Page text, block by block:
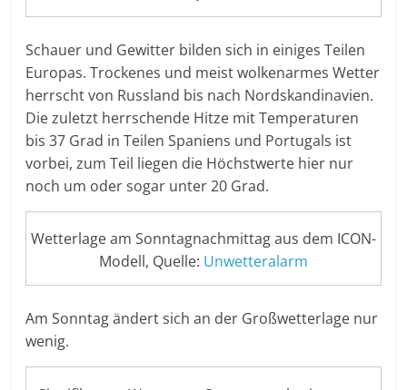
Schauer und Gewitter bilden sich in einiges Teilen
Europas. Trockenes und meist wolkenarmes Wetter
herrscht von Russland bis nach Nordskandinavien.
Die zuletzt herrschende Hitze mit Temperaturen
bis 37 Grad in Teilen Spaniens und Portugals ist
vorbei, zum Teil liegen die Höchstwerte hier nur
noch um oder sogar unter 20 Grad.
Wetterlage am Sonntagnachmittag aus dem ICON-
Modell, Quelle: Unwetteralarm
Am Sonntag ändert sich an der Großwetterlage nur
wenig.